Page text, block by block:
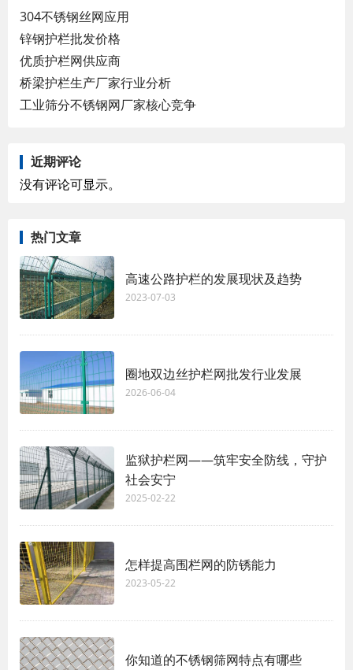
304不锈钢丝网应用
锌钢护栏批发价格
优质护栏网供应商
桥梁护栏生产厂家行业分析
工业筛分不锈钢网厂家核心竞争
近期评论
没有评论可显示。
热门文章
高速公路护栏的发展现状及趋势
2023-07-03
圈地双边丝护栏网批发行业发展
2026-06-04
监狱护栏网——筑牢安全防线，守护
社会安宁
2025-02-22
怎样提高围栏网的防锈能力
2023-05-22
你知道的不锈钢筛网特点有哪些